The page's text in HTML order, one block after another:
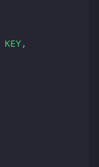
KEY ,